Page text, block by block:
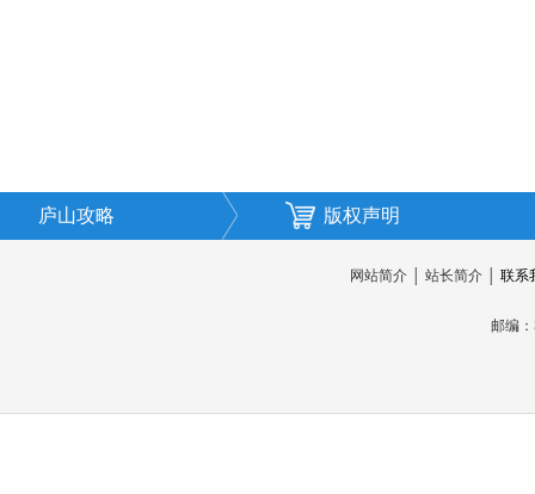
庐山攻略 版权声明
网站简介│ 站长简介│ 联系
邮编